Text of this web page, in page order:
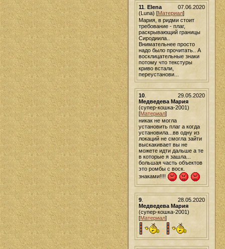
07.06.2020
11 Elena
(Luna) [Материал]
Мария, в ридми стоит
требование - плаг,
раскрывающий границы
Сиродиила..
Внимательнее просто
надо было прочитать.. А
восклицательные знаки
потому что текстуры
криво встали,
переустанови...
29.05.2020
10
Медведева Мария
(супер-кошка-2001)
[Материал]
никак не могла
установить плаг а когда
установила...вв одну из
локаций не смогла зайти
выскакивает вы не
можете идти дальше а те
в которые я зашла...
большая часть объектов
это ромбы с воск.
знаками!!!!
28.05.2020
9
Медведева Мария
(супер-кошка-2001)
[Материал]